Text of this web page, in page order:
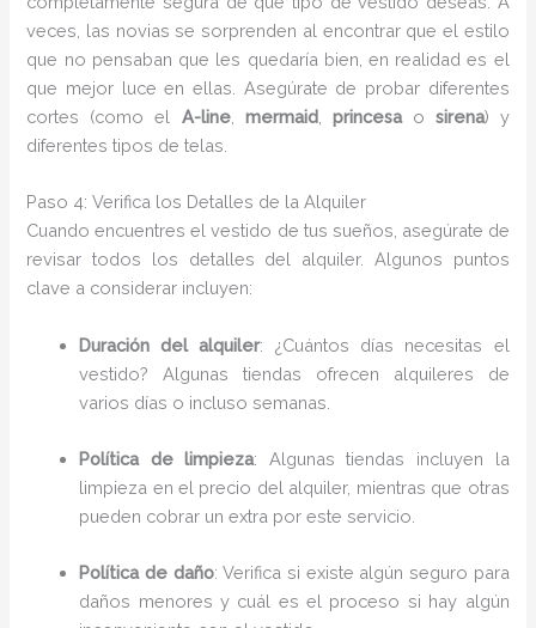
veces, las novias se sorprenden al encontrar que el estilo
que no pensaban que les quedaría bien, en realidad es el
que mejor luce en ellas. Asegúrate de probar diferentes
cortes (como el A-line, mermaid, princesao sirena) y
diferentes tipos de telas.
Paso 4: Verifica los Detalles de la Alquiler
Cuando encuentres el vestido de tus sueños, asegúrate de
revisar todos los detalles del alquiler. Algunos puntos
clave a considerar incluyen:
Duración del alquiler: ¿Cuántos días necesitas el
vestido? Algunas tiendas ofrecen alquileres de
varios días o incluso semanas.
Política de limpieza: Algunas tiendas incluyen la
limpieza en el precio del alquiler, mientras que otras
pueden cobrar un extra por este servicio.
Política de daño: Verifica si existe algún seguro para
daños menores y cuál es el proceso si hay algún